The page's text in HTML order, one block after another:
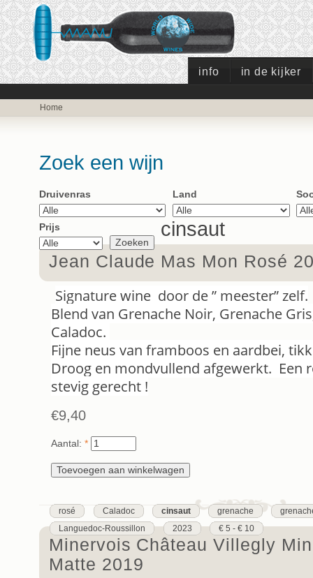
info in de kijker
Home
Zoek een wijn
Druivenras Land
Prijs cinsaut
Jean Claude Mas Mon Rosé
Signature wine door de ” meester” zelf.
Blend van Grenache Noir, Grenache
Caladoc.
Fijne neus van framboos en aardbei,
Droog en mondvullend afgewerkt. Een
stevig gerecht !
€9,40
Aantal: *
rosé Caladoc cinsaut grenache
Languedoc-Roussillon
2023 € 5 - € 10
Minervois Château Villegly
Matte 2019